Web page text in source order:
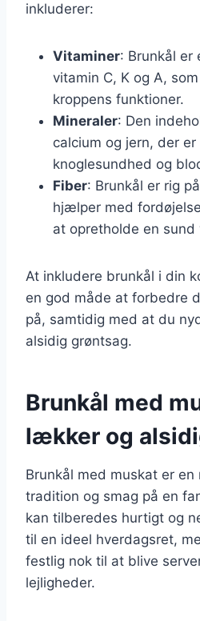
inkluderer:
Vitaminer: Brunkål er
vitamin C, K og A,
kroppens funktioner.
Mineraler: Den
calcium og jern, der
knoglesundhed og
Fiber: Brunkål er rig
hjælper med
at opretholde en
At inkludere brunkål i din
en god måde at forbedre
på, samtidig med at du
alsidig grøntsag.
Brunkål med
lækker og
Brunkål med muskat er
tradition og smag på en
kan tilberedes hurtigt og
til en ideel hverdagsret,
festlig nok til at blive
lejligheder.